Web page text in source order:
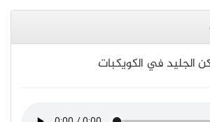
الجليد في الكويكبات